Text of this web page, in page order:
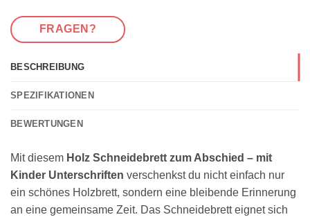
FRAGEN?
BESCHREIBUNG
SPEZIFIKATIONEN
BEWERTUNGEN
Mit diesem Holz Schneidebrett zum Abschied – mit
Kinder Unterschriften verschenkst du nicht einfach nur
ein schönes Holzbrett, sondern eine bleibende Erinnerung
an eine gemeinsame Zeit. Das Schneidebrett eignet sich